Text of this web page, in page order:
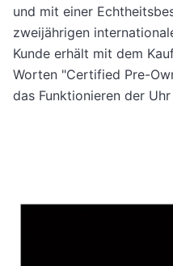
und mit einer
zweijährigen
Kunde erhält mit dem
Worten "Certified Pre-
das Funktionieren der